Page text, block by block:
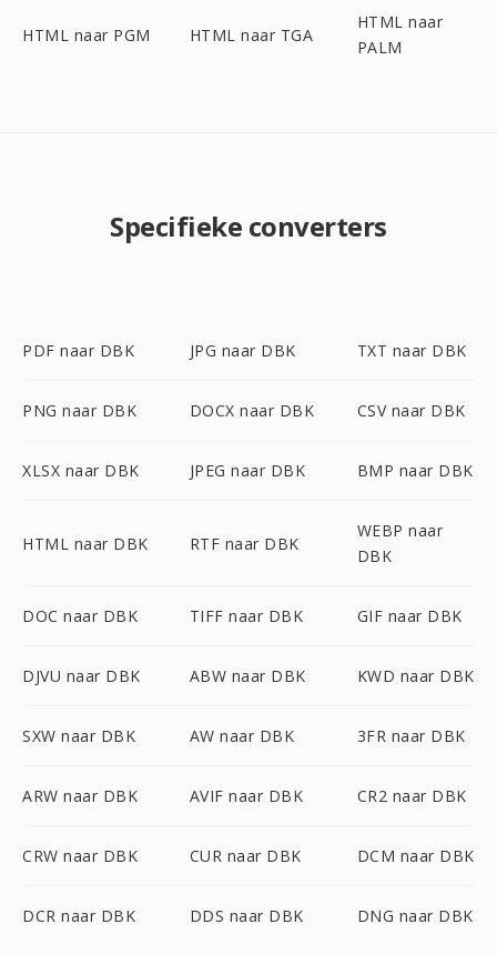
HTML naar PGM HTML naar TGA
HTML naar
PALM
Specifieke converters
PDF naar DBK JPG naar DBK TXT naar DBK
PNG naar DBK DOCX naar DBK CSV naar DBK
XLSX naar DBK JPEG naar DBK BMP naar DBK
HTML naar DBK RTF naar DBK
WEBP naar
DBK
DOC naar DBK TIFF naar DBK GIF naar DBK
DJVU naar DBK ABW naar DBK KWD naar DBK
SXW naar DBK AW naar DBK 3FR naar DBK
ARW naar DBK AVIF naar DBK CR2 naar DBK
CRW naar DBK CUR naar DBK DCM naar DBK
DCR naar DBK DDS naar DBK DNG naar DBK